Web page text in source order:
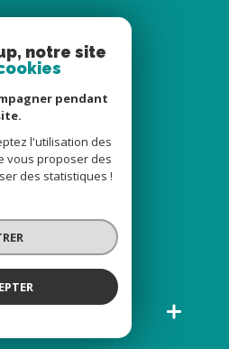
notre site
pendant
l'utilisation des
vous proposer des
des statistiques !